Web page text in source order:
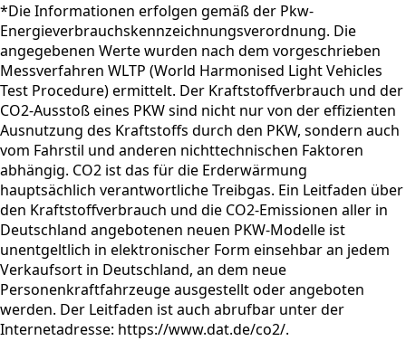
*Die Informationen erfolgen gemäß der Pkw-
Energieverbrauchskennzeichnungsverordnung. Die
angegebenen Werte wurden nach dem vorgeschrieben
Messverfahren WLTP (World Harmonised Light Vehicles
Test Procedure) ermittelt. Der Kraftstoffverbrauch und der
CO2-Ausstoß eines PKW sind nicht nur von der effizienten
Ausnutzung des Kraftstoffs durch den PKW, sondern auch
vom Fahrstil und anderen nichttechnischen Faktoren
abhängig. CO2 ist das für die Erderwärmung
hauptsächlich verantwortliche Treibgas. Ein Leitfaden über
den Kraftstoffverbrauch und die CO2-Emissionen aller in
Deutschland angebotenen neuen PKW-Modelle ist
unentgeltlich in elektronischer Form einsehbar an jedem
Verkaufsort in Deutschland, an dem neue
Personenkraftfahrzeuge ausgestellt oder angeboten
werden. Der Leitfaden ist auch abrufbar unter der
Internetadresse: https://www.dat.de/co2/.